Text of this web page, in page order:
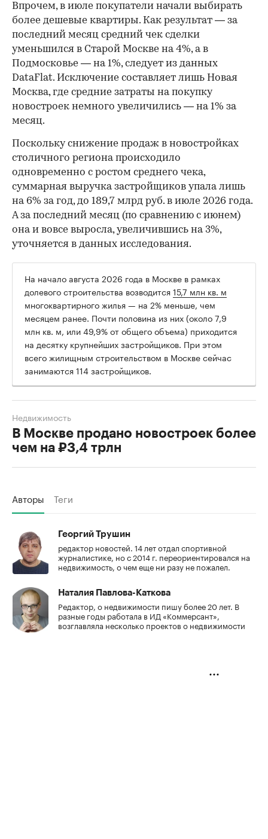
Впрочем, в июле покупатели начали выбирать
более дешевые квартиры. Как результат — за
последний месяц средний чек сделки
уменьшился в Старой Москве на 4%, а в
Подмосковье — на 1%, следует из данных
DataFlat. Исключение составляет лишь Новая
Москва, где средние затраты на покупку
новостроек немного увеличились — на 1% за
месяц.
Поскольку снижение продаж в новостройках
столичного региона происходило
одновременно с ростом среднего чека,
суммарная выручка застройщиков упала лишь
на 6% за год, до 189,7 млрд руб. в июле 2026 года.
А за последний месяц (по сравнению с июнем)
она и вовсе выросла, увеличившись на 3%,
уточняется в данных исследования.
На начало августа 2026 года в Москве в рамках
долевого строительства возводится15,7 млн кв. м
многоквартирного жилья — на 2% меньше, чем
месяцем ранее. Почти половина из них (около 7,9
млн кв. м, или 49,9% от общего объема) приходится
на десятку крупнейших застройщиков. При этом
всего жилищным строительством в Москве сейчас
занимаются 114 застройщиков.
В Москве продано новостроек более
чем на ₽3,4 трлн
Недвижимость
Авторы Теги
Георгий Трушин
редактор новостей. 14 лет отдал спортивной
журналистике, но с 2014 г. переориентировался на
недвижимость, о чем еще ни разу не пожалел.
Наталия Павлова-Каткова
Редактор, о недвижимости пишу более 20 лет. В
разные годы работала в ИД «Коммерсант»,
возглавляла несколько проектов о недвижимости